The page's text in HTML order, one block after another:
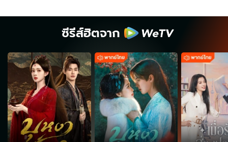
ซีรีส์ฮิตจาก